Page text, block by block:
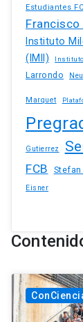
Estudiantes
Instituto
(IMII)
Larrondo
Marquet
Gutierrez
FCB
Eisner